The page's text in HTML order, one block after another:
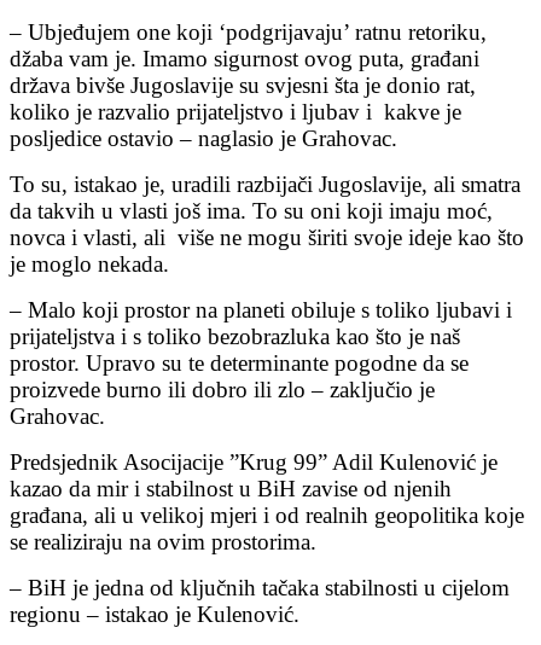
– Ubjeđujem one koji ‘podgrijavaju’ ratnu retoriku,
džaba vam je. Imamo sigurnost ovog puta, građani
država bivše Jugoslavije su svjesni šta je donio rat,
koliko je razvalio prijateljstvo i ljubav i kakve je
posljedice ostavio – naglasio je Grahovac.
To su, istakao je, uradili razbijači Jugoslavije, ali smatra
da takvih u vlasti još ima. To su oni koji imaju moć,
novca i vlasti, ali više ne mogu širiti svoje ideje kao što
je moglo nekada.
– Malo koji prostor na planeti obiluje s toliko ljubavi i
prijateljstva i s toliko bezobrazluka kao što je naš
prostor. Upravo su te determinante pogodne da se
proizvede burno ili dobro ili zlo – zaključio je
Grahovac.
Predsjednik Asocijacije ”Krug 99” Adil Kulenović je
kazao da mir i stabilnost u BiH zavise od njenih
građana, ali u velikoj mjeri i od realnih geopolitika koje
se realiziraju na ovim prostorima.
– BiH je jedna od ključnih tačaka stabilnosti u cijelom
regionu – istakao je Kulenović.